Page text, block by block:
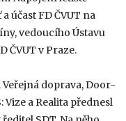
účast FD ČVUT na
vedoucího Ústavu
ČVUT v Praze.
doprava, Door-
Vize a Realita přednesl